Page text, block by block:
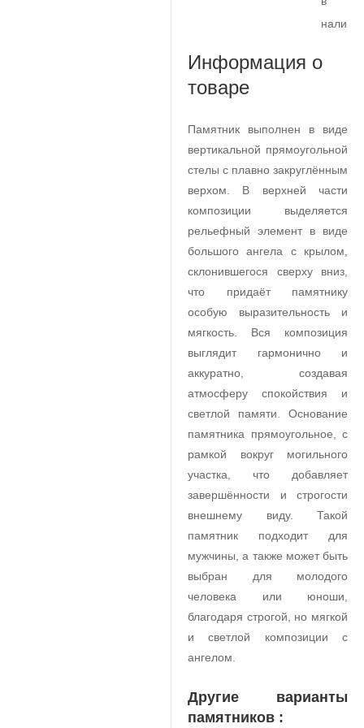
Информация о
товаре
Памятник выполнен в виде
вертикальной прямоугольной
стелы с плавно закруглённым
верхом. В верхней части
композиции выделяется
рельефный элемент в виде
большого ангела с крылом,
склонившегося сверху вниз,
что придаёт памятнику
особую выразительность и
мягкость. Вся композиция
выглядит гармонично и
аккуратно, создавая
атмосферу спокойствия и
светлой памяти. Основание
памятника прямоугольное, с
рамкой вокруг могильного
участка, что добавляет
завершённости и строгости
внешнему виду. Такой
памятник подходит для
мужчины, а также может быть
выбран для молодого
человека или юноши,
благодаря строгой, но мягкой
и светлой композиции с
ангелом.
Другие варианты
памятников :